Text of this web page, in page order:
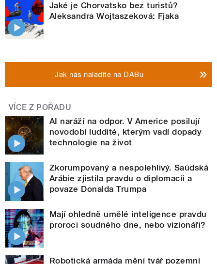
Jaké je Chorvatsko bez turistů?
Aleksandra Wojtaszeková: Fjaka
Jak nás naladíte na DABu
VÍCE Z POŘADU
AI naráží na odpor. V Americe posilují
novodobí luddité, kterým vadí dopady
technologie na život
Zkorumpovaný a nespolehlivý. Saúdská
Arábie zjistila pravdu o diplomacii a
povaze Donalda Trumpa
Mají ohledně umělé inteligence pravdu
proroci soudného dne, nebo vizionáři?
Robotická armáda mění tvář pozemní